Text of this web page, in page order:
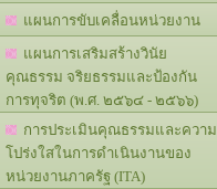
แผนการขับเคลื่อนหน่วยงาน
แผนการเสริมสร้างวินัย
คุณธรรม จริยธรรมและป้องกัน
การทุจริต (พ.ศ. ๒๕๖๔ - ๒๕๖๖)
การประเมินคุณธรรมและความ
โปร่งใสในการดำเนินงานของ
หน่วยงานภาครัฐ (ITA)